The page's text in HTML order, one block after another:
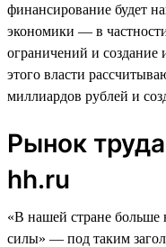
финансирование будет
экономики — в
ограничений и создание
этого власти
миллиардов рублей и
Рынок
hh.ru
«В нашей стране больше
силы» — под таким